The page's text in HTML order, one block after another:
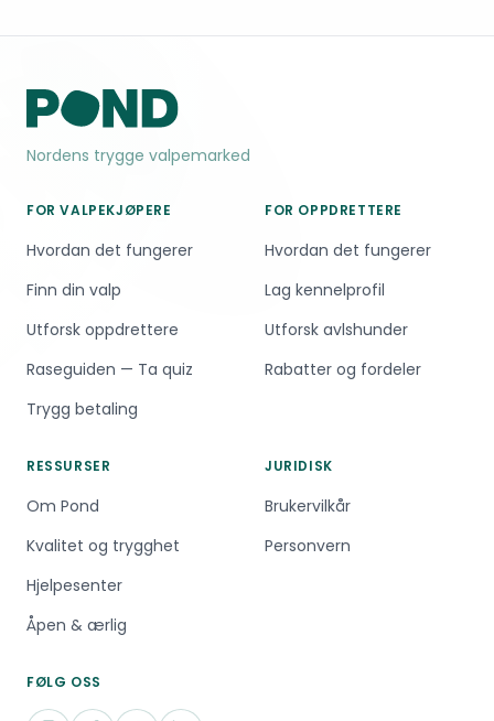
Nordens trygge valpemarked
FOR VALPEKJØPERE
Hvordan det fungerer
Finn din valp
Utforsk oppdrettere
Raseguiden — Ta quiz
Trygg betaling
FOR OPPDRETTERE
Hvordan det fungerer
Lag kennelprofil
Utforsk avlshunder
Rabatter og fordeler
RESSURSER
Om Pond
Kvalitet og trygghet
Hjelpesenter
Åpen & ærlig
JURIDISK
Brukervilkår
Personvern
FØLG OSS